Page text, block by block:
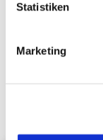
Statistiken
Marketing